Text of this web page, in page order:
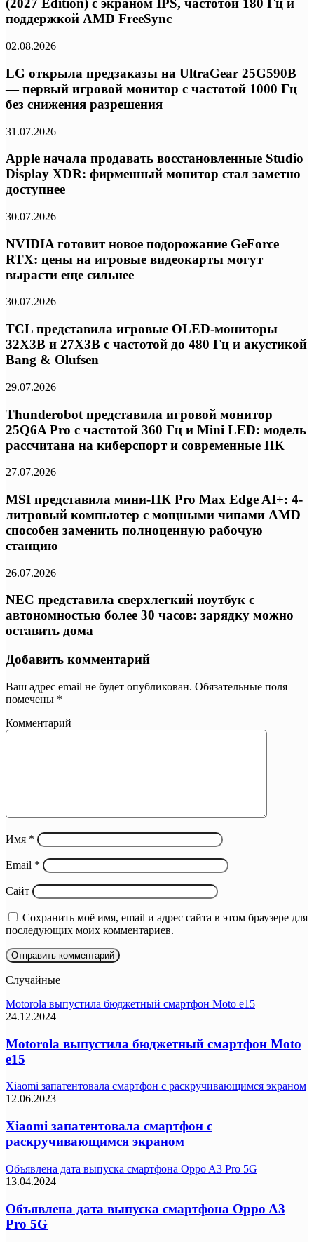
(2027 Edition) с экраном IPS, частотой 180 Гц и
поддержкой AMD FreeSync
02.08.2026
LG открыла предзаказы на UltraGear 25G590B
— первый игровой монитор с частотой 1000 Гц
без снижения разрешения
31.07.2026
Apple начала продавать восстановленные Studio
Display XDR: фирменный монитор стал заметно
доступнее
30.07.2026
NVIDIA готовит новое подорожание GeForce
RTX: цены на игровые видеокарты могут
вырасти еще сильнее
30.07.2026
TCL представила игровые OLED-мониторы
32X3B и 27X3B с частотой до 480 Гц и акустикой
Bang & Olufsen
29.07.2026
Thunderobot представила игровой монитор
25Q6A Pro с частотой 360 Гц и Mini LED: модель
рассчитана на киберспорт и современные ПК
27.07.2026
MSI представила мини-ПК Pro Max Edge AI+: 4-
литровый компьютер с мощными чипами AMD
способен заменить полноценную рабочую
станцию
26.07.2026
NEC представила сверхлегкий ноутбук с
автономностью более 30 часов: зарядку можно
оставить дома
Добавить комментарий
Ваш адрес email не будет опубликован. Обязательные поля
помечены *
Комментарий
Имя *
Email *
Сайт
Сохранить моё имя, email и адрес сайта в этом браузере для
последующих моих комментариев.
Случайные
Motorola выпустила бюджетный смартфон Moto e15
24.12.2024
Motorola выпустила бюджетный смартфон Moto
e15
Xiaomi запатентовала смартфон с раскручивающимся экраном
12.06.2023
Xiaomi запатентовала смартфон с
раскручивающимся экраном
Объявлена дата выпуска смартфона Oppo A3 Pro 5G
13.04.2024
Объявлена дата выпуска смартфона Oppo A3
Pro 5G